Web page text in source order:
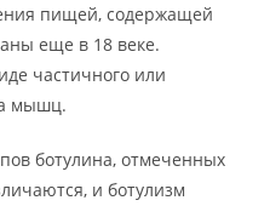
пищей, содержащей
еще в 18 веке.
частичного или
мышц.
ботулина, отмеченных
и ботулизм